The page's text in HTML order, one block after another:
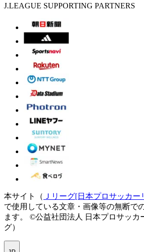
J.LEAGUE SUPPORTING PARTNERS
本サイト（ Ｊリーグ[日本プロサッカー
で使用している文章・画像等の無断で
ます。
©公益社団法人 日本プロサッカ
グ）